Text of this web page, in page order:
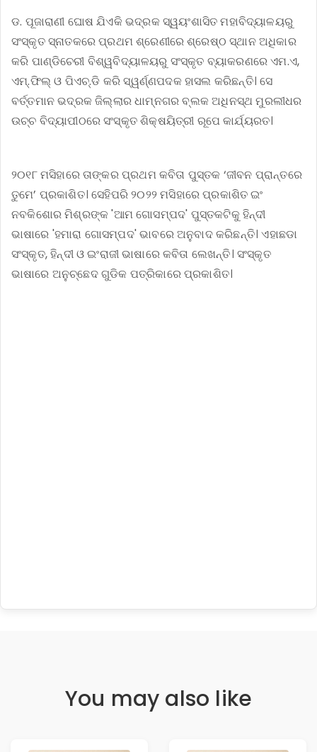
ଡ. ପୂଜାରାଣୀ ଘୋଷ ଯିଏକି ଭଦ୍ରକ ସ୍ୱୟଂଶାସିତ ମହାବିଦ୍ୟାଳୟରୁ
ସଂସ୍କୃତ ସ୍ନାତକରେ ପ୍ରଥମ ଶ୍ରେଣୀରେ ଶ୍ରେଷ୍ଠ ସ୍ଥାନ ଅଧିକାର
କରି ପାଣ୍ଡିଚେରୀ ବିଶ୍ୱବିଦ୍ୟାଳୟରୁ ସଂସ୍କୃତ ବ୍ୟାକରଣରେ ଏମ.ଏ,
ଏମ୍.ଫିଲ୍ ଓ ପିଏଚ୍.ଡି କରି ସ୍ୱର୍ଣ୍ଣପଦକ ହାସଲ କରିଛନ୍ତି। ସେ
ବର୍ତ୍ତମାନ ଭଦ୍ରକ ଜିଲ୍ଲାର ଧାମ୍ନଗର ବ୍ଲକ ଅଧିନସ୍ଥ ମୁରଲୀଧର
ଉଚ୍ଚ ବିଦ୍ୟାପୀଠରେ ସଂସ୍କୃତ ଶିକ୍ଷୟିତ୍ରୀ ରୂପେ କାର୍ଯ୍ୟରତ।
୨୦୧୮ ମସିହାରେ ତାଙ୍କର ପ୍ରଥମ କବିତା ପୁସ୍ତକ ‘ଜୀବନ ପ୍ରାନ୍ତରେ
ତୁମେ’ ପ୍ରକାଶିତ। ସେହିପରି ୨୦୨୨ ମସିହାରେ ପ୍ରକାଶିତ ଇଂ
ନବକିଶୋର ମିଶ୍ରଙ୍କ 'ଆମ ଗୋସମ୍ପଦ' ପୁସ୍ତକଟିକୁ ହିନ୍ଦୀ
ଭାଷାରେ 'ହମାରା ଗୋସମ୍ପଦ' ଭାବରେ ଅନୁବାଦ କରିଛନ୍ତି। ଏହାଛଡା
ସଂସ୍କୃତ, ହିନ୍ଦୀ ଓ ଇଂରାଜୀ ଭାଷାରେ କବିତା ଲେଖନ୍ତି। ସଂସ୍କୃତ
ଭାଷାରେ ଅନୁଚ୍ଛେଦ ଗୁଡିକ ପତ୍ରିକାରେ ପ୍ରକାଶିତ।
You may also like